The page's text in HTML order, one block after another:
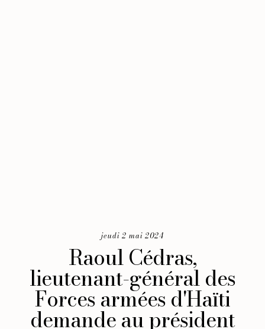
jeudi 2 mai 2024
Raoul Cédras,
lieutenant-général des
Forces armées d'Haïti
demande au président